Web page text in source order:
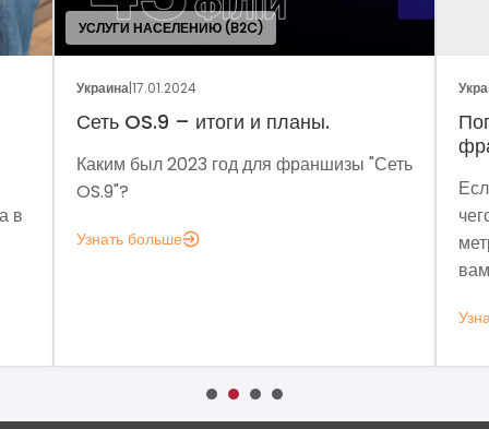
(B2C)
и планы.
для франшизы "Сеть
Поговорим о динамике
Если задумались над
чего мне аналитика?», вот
метрик, которые помогут